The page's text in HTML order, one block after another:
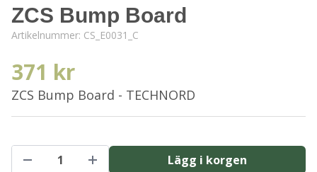
ZCS Bump Board
Artikelnummer: CS_E0031_C
371 kr
ZCS Bump Board - TECHNORD
Lägg i korgen